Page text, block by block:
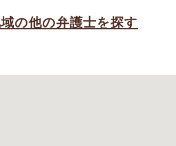
の他の弁護士を探す